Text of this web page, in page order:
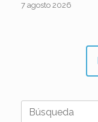
7 agosto 2026
Buscar: